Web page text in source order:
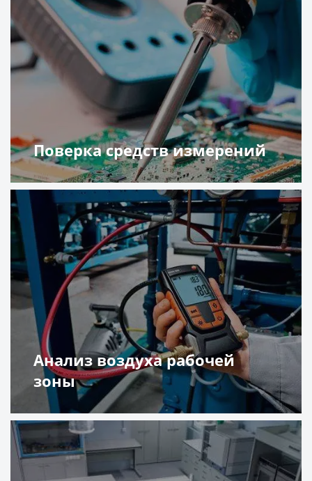
Поверка средств измерений
Подробнее
Анализ воздуха рабочей
зоны
Подробнее